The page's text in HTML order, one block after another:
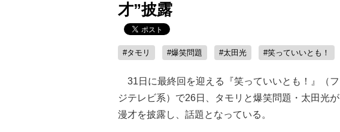
才”披露
#タモリ #爆笑問題 #太田光 #笑っていいとも！
31日に最終回を迎える『笑っていいとも！』（フ
ジテレビ系）で26日、タモリと爆笑問題・太田光が
漫才を披露し、話題となっている。